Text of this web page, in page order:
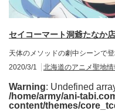
セイコーマート洞爺たなか
天体のメソッドの劇中シーンで
2020/3/1
北海道のアニメ聖地情
Warning: Undefined
/home/army/ani-
content/themes/